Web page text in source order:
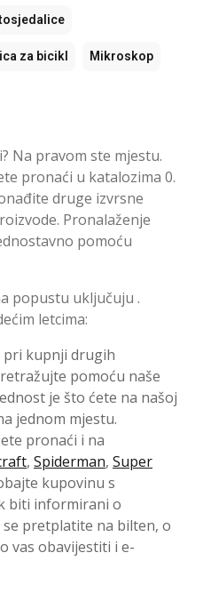
za bicikl Mikroskop
Na pravom ste mjestu.
pronaći u katalozima 0.
druge izvrsne
Pronalaženje
pomoću
popustu uključuju .
letcima:
pri kupnji drugih
pomoću naše
je što ćete na našoj
jednom mjestu.
pronaći i na
, Spiderman, Super
kupovinu s
biti informirani o
pretplatite na bilten, o
vas obavijestiti i e-